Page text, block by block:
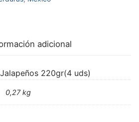
adicional
220gr(4 uds)
0,27 kg